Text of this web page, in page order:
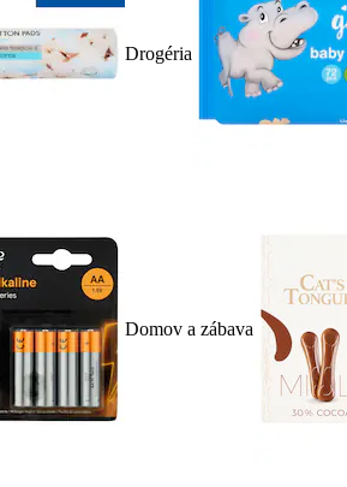
Drogéria
Domov a zábava